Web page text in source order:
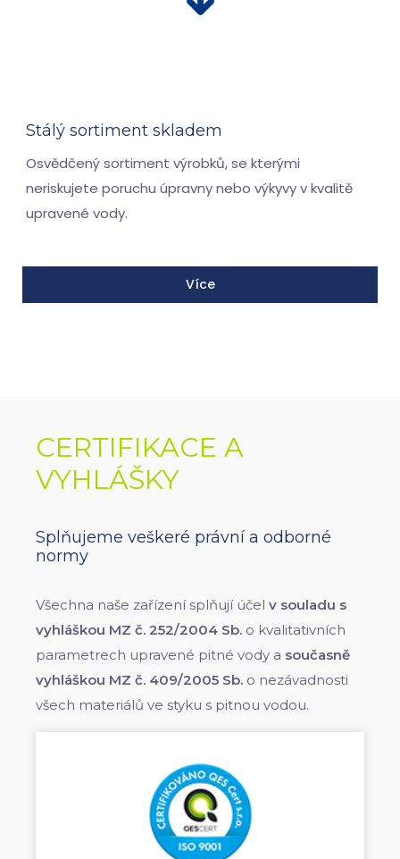
Stálý sortiment skladem
Osvědčený sortiment výrobků, se kterými
neriskujete poruchu úpravny nebo výkyvy v kvalitě
upravené vody.
Více
CERTIFIKACE A
VYHLÁŠKY
Splňujeme veškeré právní a odborné
normy
Všechna naše zařízení splňují účel v souladu s
vyhláškou MZ č. 252/2004 Sb. o kvalitativních
parametrech upravené pitné vody a současně
vyhláškou MZ č. 409/2005 Sb. o nezávadnosti
všech materiálů ve styku s pitnou vodou.